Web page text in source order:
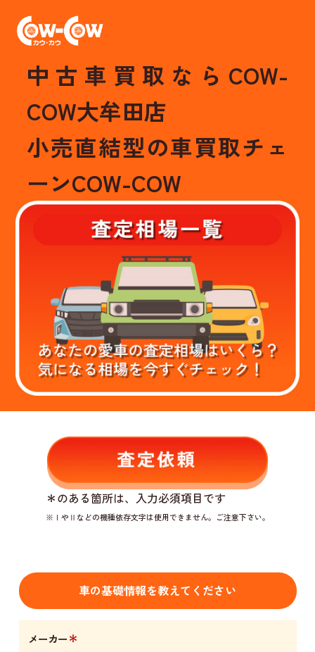
中古車買取ならCOW-
COW大牟田店
小売直結型の車買取チェ
ーンCOW-COW
＊のある箇所は、入力必須項目です
※ⅠやⅡなどの機種依存文字は使用できません。ご注意下さい。
車の基礎情報を教えてください
メーカー＊